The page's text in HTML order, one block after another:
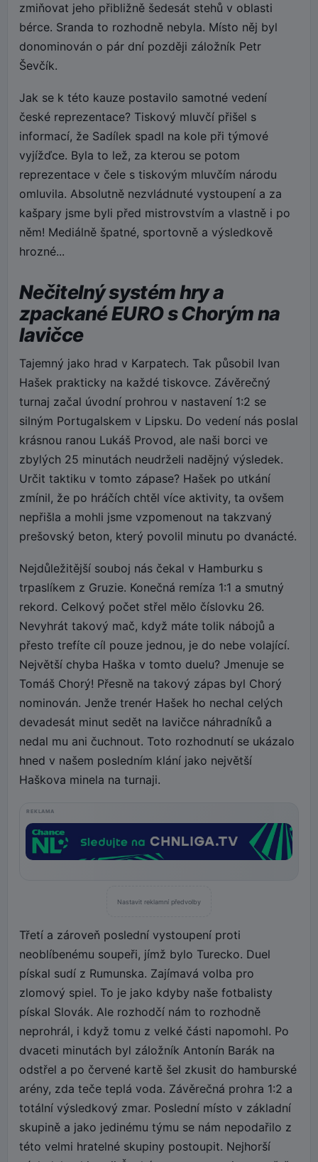
zmiňovat jeho přibližně šedesát stehů v oblasti
bérce. Sranda to rozhodně nebyla. Místo něj byl
donominován o pár dní později záložník Petr
Ševčík.
Jak se k této kauze postavilo samotné vedení
české reprezentace? Tiskový mluvčí přišel s
informací, že Sadílek spadl na kole při týmové
vyjížďce. Byla to lež, za kterou se potom
reprezentace v čele s tiskovým mluvčím národu
omluvila. Absolutně nezvládnuté vystoupení a za
kašpary jsme byli před mistrovstvím a vlastně i po
něm! Mediálně špatné, sportovně a výsledkově
hrozné...
Nečitelný systém hry a
zpackané EURO s Chorým na
lavičce
Tajemný jako hrad v Karpatech. Tak působil Ivan
Hašek prakticky na každé tiskovce. Závěrečný
turnaj začal úvodní prohrou v nastavení 1:2 se
silným Portugalskem v Lipsku. Do vedení nás poslal
krásnou ranou Lukáš Provod, ale naši borci ve
zbylých 25 minutách neudrželi nadějný výsledek.
Určit taktiku v tomto zápase? Hašek po utkání
zmínil, že po hráčích chtěl více aktivity, ta ovšem
nepřišla a mohli jsme vzpomenout na takzvaný
prešovský beton, který povolil minutu po dvanácté.
Nejdůležitější souboj nás čekal v Hamburku s
trpaslíkem z Gruzie. Konečná remíza 1:1 a smutný
rekord. Celkový počet střel mělo číslovku 26.
Nevyhrát takový mač, když máte tolik nábojů a
přesto trefíte cíl pouze jednou, je do nebe volající.
Největší chyba Haška v tomto duelu? Jmenuje se
Tomáš Chorý! Přesně na takový zápas byl Chorý
nominován. Jenže trenér Hašek ho nechal celých
devadesát minut sedět na lavičce náhradníků a
nedal mu ani čuchnout. Toto rozhodnutí se ukázalo
hned v našem posledním klání jako největší
Haškova minela na turnaji.
REKLAMA
Nastavit reklamní předvolby
Třetí a zároveň poslední vystoupení proti
neoblíbenému soupeři, jímž bylo Turecko. Duel
pískal sudí z Rumunska. Zajímavá volba pro
zlomový spiel. To je jako kdyby naše fotbalisty
pískal Slovák. Ale rozhodčí nám to rozhodně
neprohrál, i když tomu z velké části napomohl. Po
dvaceti minutách byl záložník Antonín Barák na
odstřel a po červené kartě šel zkusit do hamburské
arény, zda teče teplá voda. Závěrečná prohra 1:2 a
totální výsledkový zmar. Poslední místo v základní
skupině a jako jedinému týmu se nám nepodařilo z
této velmi hratelné skupiny postoupit. Nejhorší